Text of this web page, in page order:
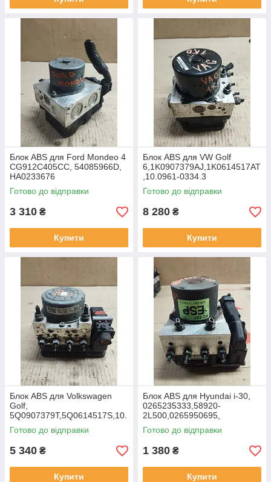
Блок ABS для Ford Mondeo 4
CG912C405CC, 54085966D,
HA0233676
Готово до відправки
3 310 ₴
Купити
Блок ABS для VW Golf
6,1K0907379AJ,1K0614517AT
,10.0961-0334.3
Готово до відправки
8 280 ₴
Купити
Блок ABS для Volkswagen
Golf,
5Q0907379T,5Q0614517S,10.
0220-0294.4
Готово до відправки
5 340 ₴
Купити
Блок ABS для Hyundai i-30,
0265235333,58920-
2L500,0265950695,
Готово до відправки
1 380 ₴
Купити